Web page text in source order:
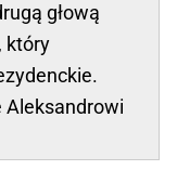
głową
który
Aleksandrowi